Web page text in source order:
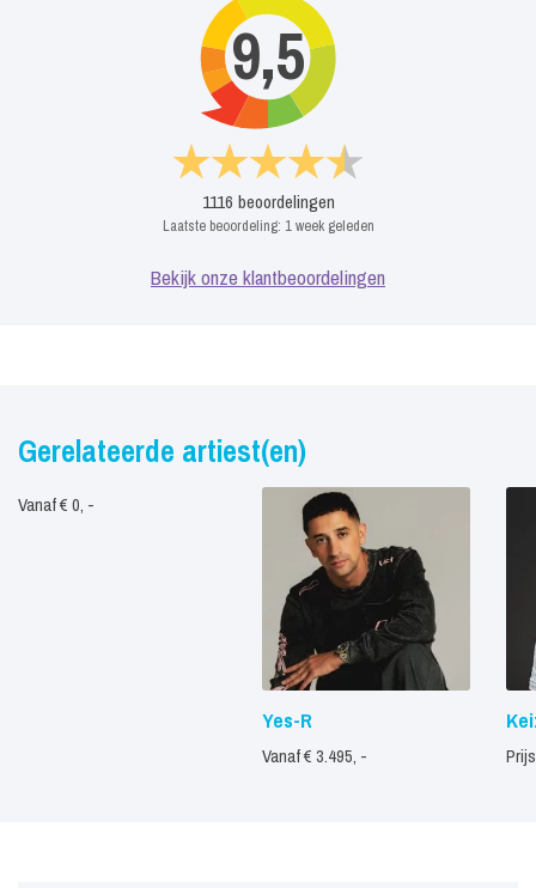
9,5
1116 beoordelingen
Laatste beoordeling: 1 week geleden
Bekijk onze klantbeoordelingen
Gerelateerde artiest(en)
Vanaf € 0, -
Yes-R
Vanaf € 3.495, -